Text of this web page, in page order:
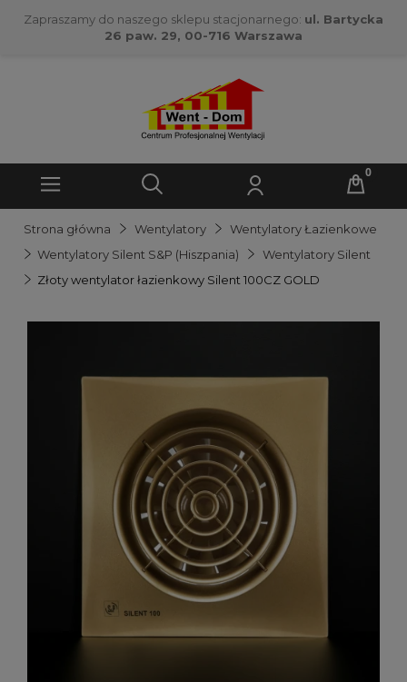
Zapraszamy do naszego sklepu stacjonarnego: ul. Bartycka
26 paw. 29, 00-716 Warszawa
Strona główna Wentylatory
Wentylatory Łazienkowe
Wentylatory Silent S&P (Hiszpania)
Wentylatory Silent
Złoty wentylator łazienkowy Silent 100CZ GOLD